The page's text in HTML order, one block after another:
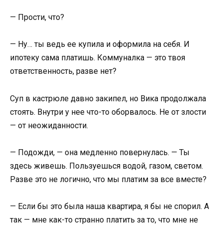
— Прости, что?
— Ну… ты ведь ее купила и оформила на себя. И
ипотеку сама платишь. Коммуналка — это твоя
ответственность, разве нет?
Суп в кастрюле давно закипел, но Вика продолжала
стоять. Внутри у нее что-то оборвалось. Не от злости
— от неожиданности.
— Подожди, — она медленно повернулась. — Ты
здесь живешь. Пользуешься водой, газом, светом.
Разве это не логично, что мы платим за все вместе?
— Если бы это была наша квартира, я бы не спорил. А
так — мне как-то странно платить за то, что мне не